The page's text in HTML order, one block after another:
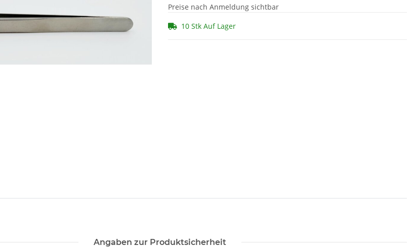
Preise nach Anmeldung sichtbar
10 Stk Auf Lager
Angaben zur Produktsicherheit